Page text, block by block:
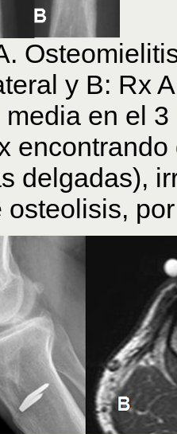
y B: Rx
en el
delgadas),
osteolisis,